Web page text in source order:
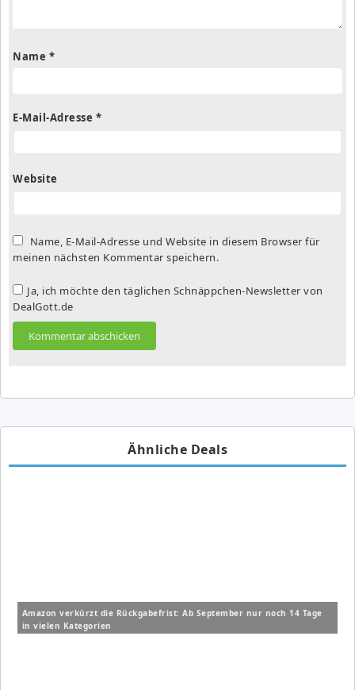
Name *
E-Mail-Adresse *
Website
Name, E-Mail-Adresse und Website in diesem Browser für
meinen nächsten Kommentar speichern.
Ja, ich möchte den täglichen Schnäppchen-Newsletter von
DealGott.de
Ähnliche Deals
Amazon verkürzt die Rückgabefrist: Ab September nur noch 14 Tage
in vielen Kategorien